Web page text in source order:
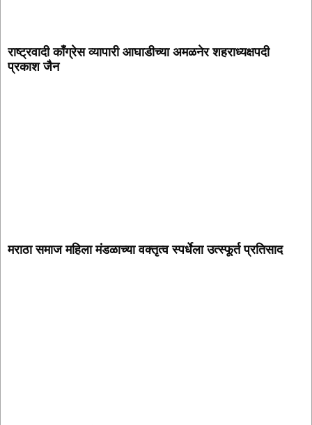
राष्ट्रवादी काँग्रेस व्यापारी आघाडीच्या अमळनेर शहराध्यक्षपदी
प्रकाश जैन
मराठा समाज महिला मंडळाच्या वक्तृत्व स्पर्धेला उत्स्फूर्त प्रतिसाद